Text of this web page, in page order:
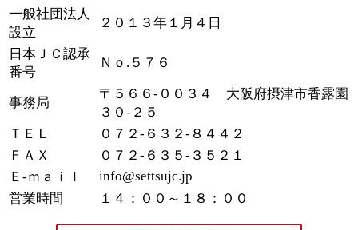
一般社団法人
設立
２０１３年１月４日
日本ＪＣ認承
番号
Ｎｏ.５７６
事務局
〒５６６-００３４ 大阪府摂津市香露園
３０-２５
ＴＥＬ
０７２-６３２-８４４２
ＦＡＸ
０７２-６３５-３５２１
Ｅ-ｍａｉｌ
info@settsujc.jp
営業時間
１４：００～１８：００